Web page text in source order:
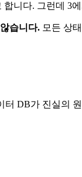
니다. 그런데 3
습니다. 모든 상
DB가 진실의